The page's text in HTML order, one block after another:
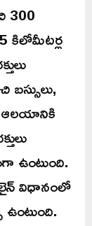
300
కిలోమీటర్ల
బస్సులు,
ఉంటుంది.
విధానంలో